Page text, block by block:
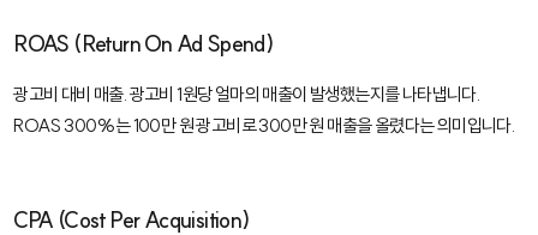
ROAS (Return On Ad Spend)
광고비 대비 매출. 광고비 1원당 얼마의 매출이 발생했는지를 나타냅니다.
ROAS 300%는 100만 원 광고비로 300만 원 매출을 올렸다는 의미입니다.
CPA (Cost Per Acquisition)